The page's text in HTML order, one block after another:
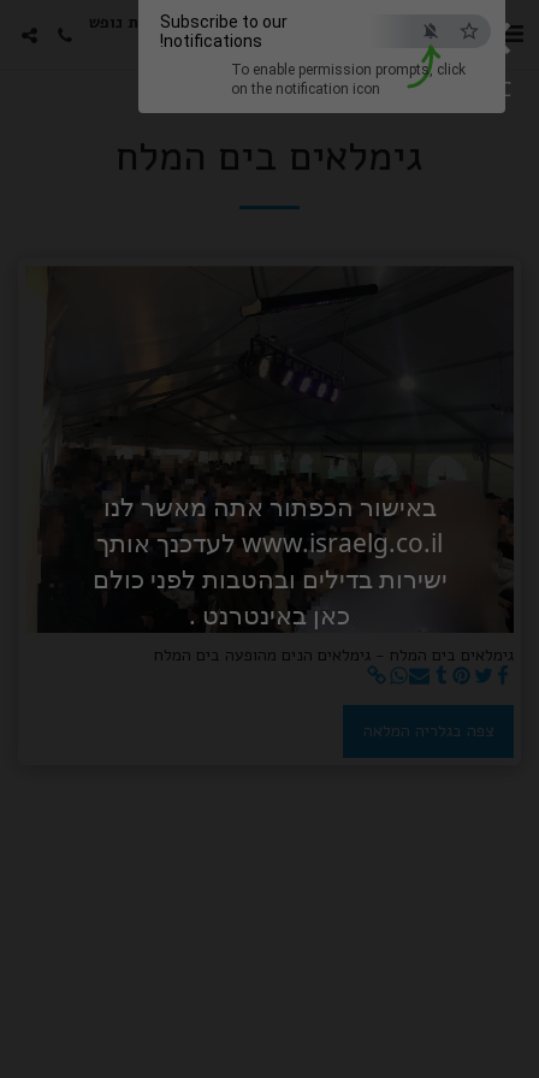
×
ESC
באישור הכפתור אתה מאשר לנו
www.israelg.co.il לעדכנך אותך
ישירות בדילים ובהטבות לפני כולם
כאן באינטרנט .
Subscribe to our
notifications!
To enable permission prompts, click
on the notification icon
סטורי הפקות -גימלאים חבילות נופש
עם האמנים האהובים
גימלאים בים המלח
גימלאים בים המלח - גימלאים הנים מהופעה בים המלח
צפה בגלריה המלאה